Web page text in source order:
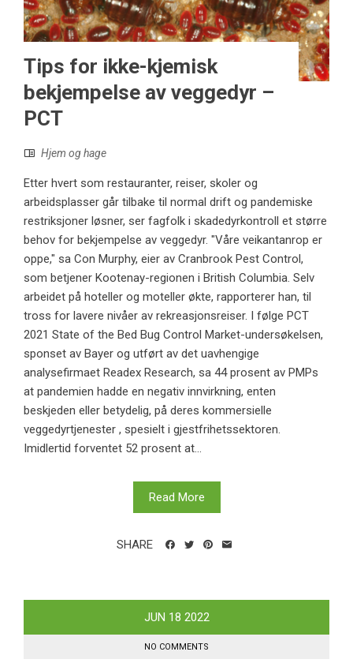
Tips for ikke-kjemisk
bekjempelse av veggedyr –
PCT
Hjem og hage
Etter hvert som restauranter, reiser, skoler og
arbeidsplasser går tilbake til normal drift og pandemiske
restriksjoner løsner, ser fagfolk i skadedyrkontroll et større
behov for bekjempelse av veggedyr. "Våre veikantanrop er
oppe," sa Con Murphy, eier av Cranbrook Pest Control,
som betjener Kootenay-regionen i British Columbia. Selv
arbeidet på hoteller og moteller økte, rapporterer han, til
tross for lavere nivåer av rekreasjonsreiser. I følge PCT
2021 State of the Bed Bug Control Market-undersøkelsen,
sponset av Bayer og utført av det uavhengige
analysefirmaet Readex Research, sa 44 prosent av PMPs
at pandemien hadde en negativ innvirkning, enten
beskjeden eller betydelig, på deres kommersielle
veggedyrtjenester , spesielt i gjestfrihetssektoren.
Imidlertid forventet 52 prosent at...
Read More
SHARE
JUN 18 2022
NO COMMENTS